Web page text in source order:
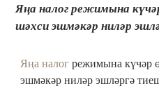
Яңа налог режимына
шәхси эшмәкәр ниләр
Яңа налог режимына күчәр
эшмәкәр ниләр эшләргә